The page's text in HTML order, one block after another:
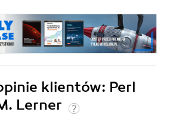
klientów: Perl
Lerner